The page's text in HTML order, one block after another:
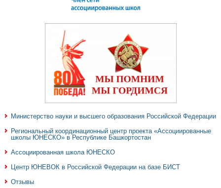
Министерство науки и высшего образования Российской Федерации
Региональный координационный центр проекта «Ассоциированные
школы ЮНЕСКО» в Республике Башкортостан
Ассоциированная школа ЮНЕСКО
Центр ЮНЕВОК в Российской Федерации на базе БИСТ
Отзывы